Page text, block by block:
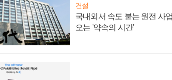
건설
국내외서 속도 붙는 원전 사
오는 '약속의 시간'